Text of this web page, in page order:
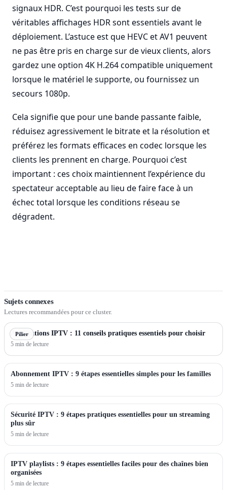
signaux HDR. C’est pourquoi les tests sur de
véritables affichages HDR sont essentiels avant le
déploiement. L’astuce est que HEVC et AV1 peuvent
ne pas être pris en charge sur de vieux clients, alors
gardez une option 4K H.264 compatible uniquement
lorsque le matériel le supporte, ou fournissez un
secours 1080p.
Cela signifie que pour une bande passante faible,
réduisez agressivement le bitrate et la résolution et
préférez les formats efficaces en codec lorsque les
clients les prennent en charge. Pourquoi c’est
important : ces choix maintiennent l’expérience du
spectateur acceptable au lieu de faire face à un
échec total lorsque les conditions réseau se
dégradent.
Sujets connexes
Lectures recommandées pour ce cluster.
Pilier
Applications IPTV : 11 conseils pratiques essentiels pour choisir
5 min de lecture
Abonnement IPTV : 9 étapes essentielles simples pour les familles
5 min de lecture
Sécurité IPTV : 9 étapes pratiques essentielles pour un streaming
plus sûr
5 min de lecture
IPTV playlists : 9 étapes essentielles faciles pour des chaînes bien
organisées
5 min de lecture